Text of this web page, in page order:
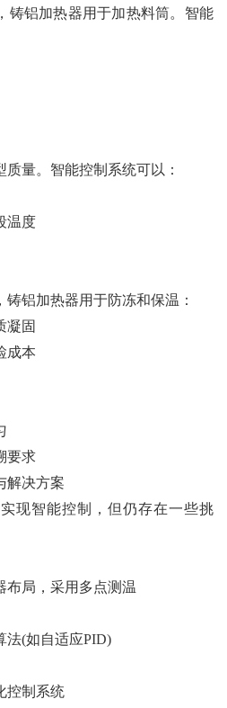
铸铝加热器用于加热料筒。智能
量。智能控制系统可以：
温度
铝加热器用于防冻和保温：
凝固
成本
要求
解决方案
现智能控制，但仍存在一些挑
布局，采用多点测温
法(如自适应PID)
控制系统